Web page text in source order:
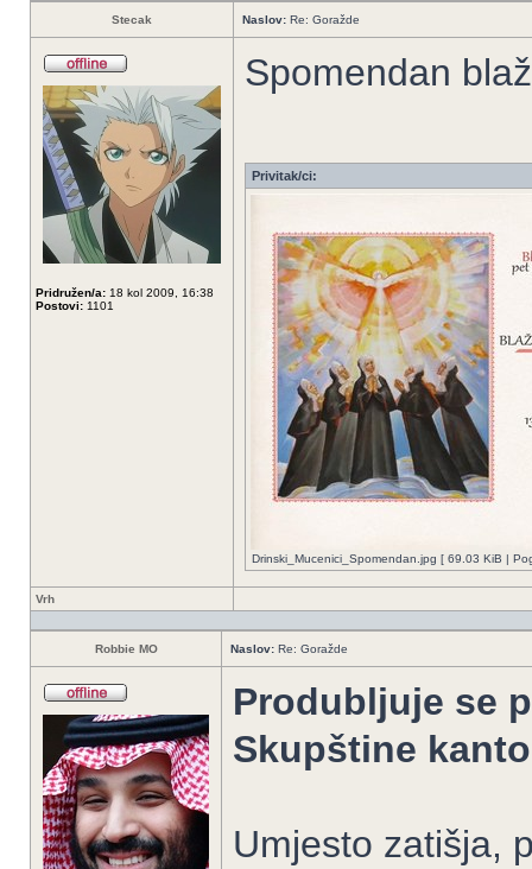
Stecak Naslov: Re: Goražde
Pridružen/a: 18 kol 2009, 16:38
Postovi: 1101
Spomendan
Privitak/ci:
Drinski_Mucenici_Spomendan.jpg [ 69.03 KiB |
Vrh
Robbie MO Naslov: Re: Goražde
Produbljuje se
Skupštine
Umjesto zatišja,